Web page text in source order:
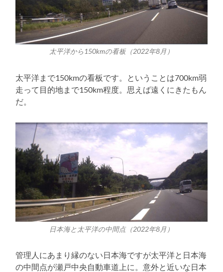
太平洋から150kmの看板（2022年8月）
太平洋まで150kmの看板です。ということは700km弱
走って目的地まで150km程度。思えば遠くにきたもん
だ。
日本海と太平洋の中間点（2022年8月）
管理人にあまり縁のない日本海ですが太平洋と日本海
の中間点が瀬戸中央自動車道上に。意外と近いな日本